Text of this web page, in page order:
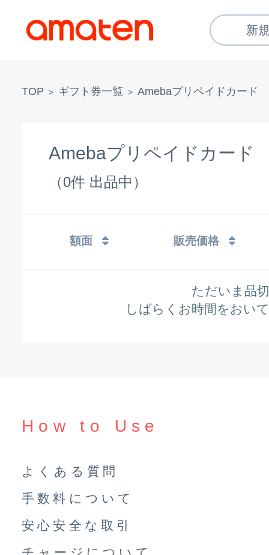
新
TOP > ギフト券一覧 > Amebaプリペイドカード
Amebaプリペイドカード
（0件 出品中）
額面 販売価格
ただいま品
しばらくお時間をおい
How to Use
よくある質問
手数料について
安心安全な取引